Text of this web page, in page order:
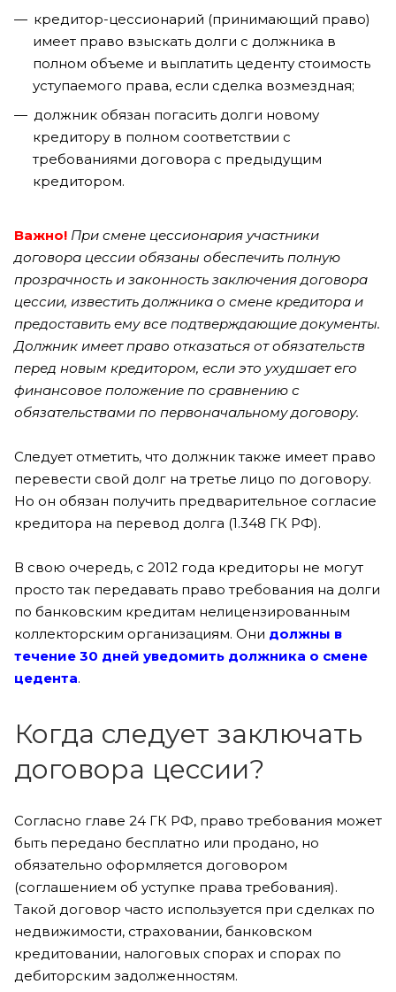
кредитор-цессионарий (принимающий право)
имеет право взыскать долги с должника в
полном объеме и выплатить цеденту стоимость
уступаемого права, если сделка возмездная;
должник обязан погасить долги новому
кредитору в полном соответствии с
требованиями договора с предыдущим
кредитором.
Важно! При смене цессионария участники
договора цессии обязаны обеспечить полную
прозрачность и законность заключения договора
цессии, известить должника о смене кредитора и
предоставить ему все подтверждающие документы.
Должник имеет право отказаться от обязательств
перед новым кредитором, если это ухудшает его
финансовое положение по сравнению с
обязательствами по первоначальному договору.
Следует отметить, что должник также имеет право
перевести свой долг на третье лицо по договору.
Но он обязан получить предварительное согласие
кредитора на перевод долга (1.348 ГК РФ).
В свою очередь, с 2012 года кредиторы не могут
просто так передавать право требования на долги
по банковским кредитам нелицензированным
коллекторским организациям. Они должны в
течение 30 дней уведомить должника о смене
цедента.
Когда следует заключать
договора цессии?
Согласно главе 24 ГК РФ, право требования может
быть передано бесплатно или продано, но
обязательно оформляется договором
(соглашением об уступке права требования).
Такой договор часто используется при сделках по
недвижимости, страховании, банковском
кредитовании, налоговых спорах и спорах по
дебиторским задолженностям.